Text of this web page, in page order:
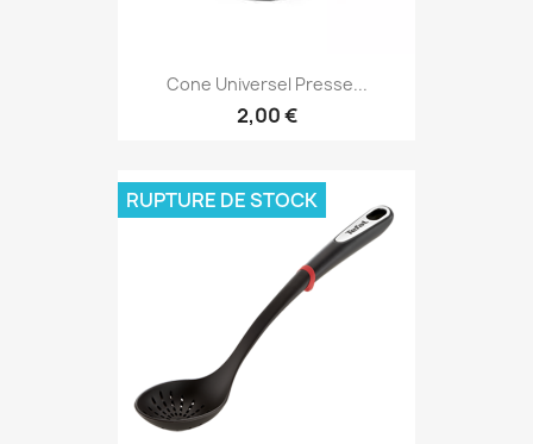
Cone Universel Presse...
2,00 €
RUPTURE DE STOCK